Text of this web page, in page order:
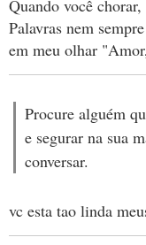
Quando você
Palavras nem
em meu olhar
Procure alguém
e segurar na sua
conversar.
vc esta tao linda